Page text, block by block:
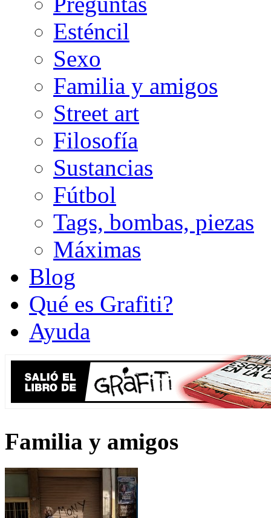
Esténcil
Sexo
Familia y amigos
Street art
Filosofía
Sustancias
Fútbol
Tags, bombas, piezas
Máximas
Blog
Qué es Grafiti?
Ayuda
Familia y amigos